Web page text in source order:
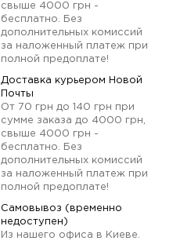
свыше 4000 грн -
бесплатно. Без
дополнительных комиссий
за наложенный платеж при
полной предоплате!
Доставка курьером Новой
Почты
От 70 грн до 140 грн при
сумме заказа до 4000 грн,
свыше 4000 грн -
бесплатно. Без
дополнительных комиссий
за наложенный платеж при
полной предоплате!
Самовывоз (временно
недоступен)
Из нашего офиса в Киеве.